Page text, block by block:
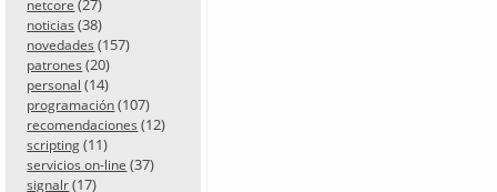
netcore (27)
noticias (38)
novedades (157)
patrones (20)
personal (14)
programación (107)
recomendaciones (12)
scripting (11)
servicios on-line (37)
signalr (17)